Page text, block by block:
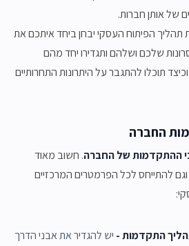
של אותן חברות.
תהליך הפיתוח העסקי יבחן ביחד איתכם את
שלכם ושלהם ותגדירו יחד מהם
תוכלו להתגבר על היתרונות התחרותיים
החברה
ההתקדמות של החברה. חשוב מאוד
להתייחס לכל הפרמטרים המרכזיים
התקדמות - יש להגדיר את אבני הדרך